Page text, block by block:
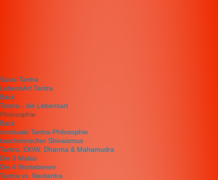
Śaiva Tantra
LebensArt Tantra
Back
Tantra - die Lebensart
Philosophie
Back
nonduale Tantra-Philosophie
kaschmirischer Shivaismus
Tantra, EKIW, Dharma & Mahamudra
Die 3 Malas
Die 4 Wortebenen
Tantra vs. Neotantra